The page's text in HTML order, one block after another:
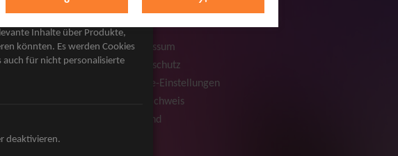
AGB
Impressum
Datenschutz
Cookie-Einstellungen
Bildnachweis
Versand
Inhalte über Produkte,
könnten. Es werden Cookies
für nicht personalisierte
deaktivieren.